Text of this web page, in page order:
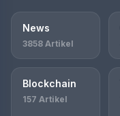
News
3858 Artikel
Blockchain
157 Artikel